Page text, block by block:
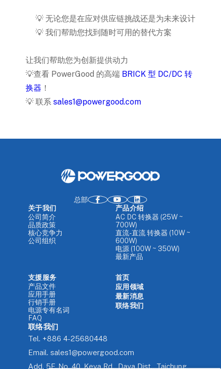
💡无论您是在应对供应链挑战还是为未来设计
💡我们帮助您找到随时可用的替代方案
让我们帮助您为创新提供动力
💡查看 PowerGood 的高端 BRICK 型 DC/DC 转
换器 ！
💡联系 sales1@powergood.com
总部
关于我们
公司简介
品质政策
核心竞争力
公司组织
产品介绍
AC DC 转换器 (25W ~
700W)
直流-直流 转换器 (10W ~
600W)
电源 (100W ~ 350W)
最新产品
支援服务
产品文件
应用手册
行销手册
电源专有名词
FAQ
首页
应用领域
最新消息
联络我们
联络我们
Tel. +886 4-25680448
Email. sales1@powergood.com
Add. 5F, No. 40, Keya Rd., Daya Dist., Taichung